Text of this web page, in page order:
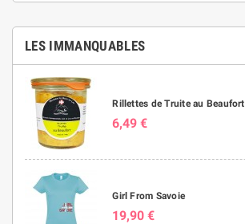
LES IMMANQUABLES
Rillettes de Truite au Beaufort
6,49 €
Girl From Savoie
19,90 €